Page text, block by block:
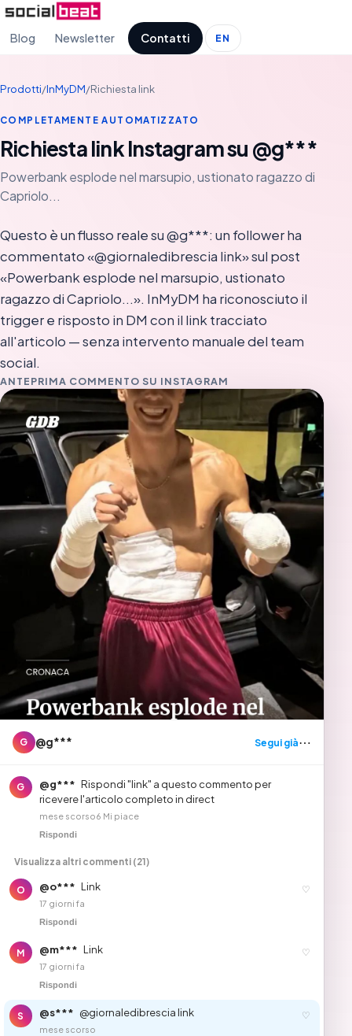
Blog Newsletter Contatti EN
Prodotti/InMyDM/Richiesta link
COMPLETAMENTE AUTOMATIZZATO
Richiesta link Instagram su @g***
Powerbank esplode nel marsupio, ustionato ragazzo di
Capriolo...
Questo è un flusso reale su @g***: un follower ha
commentato «@giornaledibrescia link» sul post
«Powerbank esplode nel marsupio, ustionato
ragazzo di Capriolo...». InMyDM ha riconosciuto il
trigger e risposto in DM con il link tracciato
all'articolo — senza intervento manuale del team
social.
ANTEPRIMA COMMENTO SU INSTAGRAM
G @g*** Segui già⋯
G @g*** Rispondi "link" a questo commento per
ricevere l'articolo completo in direct
mese scorso6 Mi piace
Rispondi
Visualizza altri commenti (21)
O @o*** Link
17 giorni fa
Rispondi
♡
M @m*** Link
17 giorni fa
Rispondi
♡
S @s*** @giornaledibrescia link
mese scorso
♡